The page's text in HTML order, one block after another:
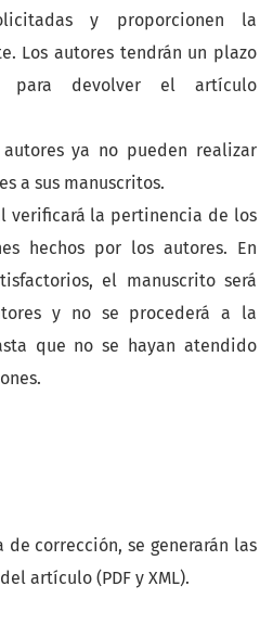
y proporcionen la
Los autores tendrán un plazo
para devolver el artículo
ya no pueden realizar
a sus manuscritos.
verificará la pertinencia de los
hechos por los autores. En
el manuscrito será
y no se procederá a la
que no se hayan atendido
corrección, se generarán las
artículo (PDF y XML).